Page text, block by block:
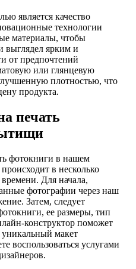
является качество
технологии
материалы, чтобы
выглядел ярким и
от предпочтений
или глянцевую
плотностью, что
продукта.
печать
фотокниги в нашем
в несколько
Для начала,
фотографии через наш
Затем, следует
ее размеры, тип
конструктор поможет
уникальный макет
воспользоваться услугами